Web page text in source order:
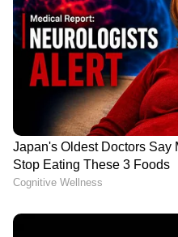
വളർച്ചയെ
തലയോട്ടി